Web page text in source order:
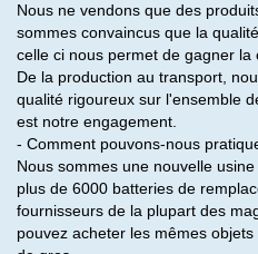
Nous ne vendons que des
sommes convaincus que la
celle ci nous permet de gagner la
De la production au transport,
qualité rigoureux sur l'ensemble
est notre engagement.
- Comment pouvons-nous
Nous sommes une nouvelle
plus de 6000 batteries de
fournisseurs de la plupart des
pouvez acheter les mêmes